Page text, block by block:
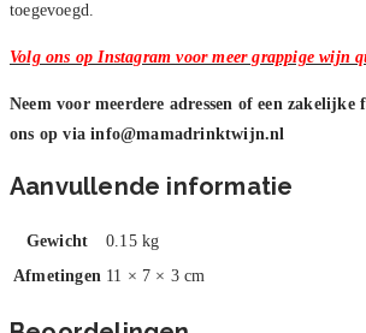
toegevoegd.
Volg ons op Instagram voor meer grappige wijn
Neem voor meerdere adressen of een
ons op viainfo@mamadrinktwijn.nl
Aanvullende informatie
Gewicht
0.15 kg
Afmetingen 11 × 7 × 3 cm